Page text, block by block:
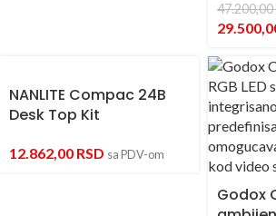
47.200,00
NANLITE Compac 24B
Desk Top Kit
12.862,00 RSD sa PDV-om
Godox